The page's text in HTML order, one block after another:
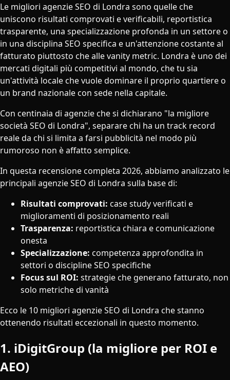
Le migliori agenzie SEO di Londra sono quelle che
uniscono risultati comprovati e verificabili, reportistica
trasparente, una specializzazione profonda in un settore o
in una disciplina SEO specifica e un'attenzione costante al
fatturato piuttosto che alle vanity metric. Londra è uno dei
mercati digitali più competitivi al mondo, che tu sia
un'attività locale che vuole dominare il proprio quartiere o
un brand nazionale con sede nella capitale.
Con centinaia di agenzie che si dichiarano "la migliore
società SEO di Londra", separare chi ha un track record
reale da chi si limita a farsi pubblicità nel modo più
rumoroso non è affatto semplice.
In questa recensione completa 2026, abbiamo analizzato le
principali agenzie SEO di Londra sulla base di:
Risultati comprovati: case study verificati e
miglioramenti di posizionamento reali
Trasparenza: reportistica chiara e comunicazione
onesta
Specializzazione: competenza approfondita in
settori o discipline SEO specifiche
Focus sul ROI: strategie che generano fatturato, non
solo metriche di vanità
Ecco le 10 migliori agenzie SEO di Londra che stanno
ottenendo risultati eccezionali in questo momento.
1. iDigitGroup (la migliore per ROI e
AEO)